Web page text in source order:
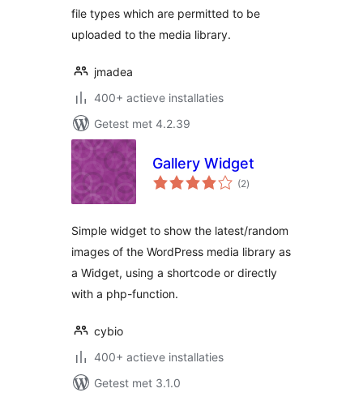
file types which are permitted to be
uploaded to the media library.
jmadea
400+ actieve installaties
Getest met 4.2.39
Gallery Widget
(2totaal
waarderingen
)
Simple widget to show the latest/random
images of the WordPress media library as
a Widget, using a shortcode or directly
with a php-function.
cybio
400+ actieve installaties
Getest met 3.1.0